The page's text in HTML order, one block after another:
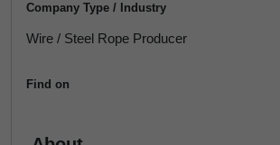
Company Type / Industry
Wire / Steel Rope Producer
Find on